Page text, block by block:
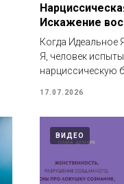
Искажение
Когда Идеальное
Я, человек
нарциссическую
17.07.2026
ВИДЕО